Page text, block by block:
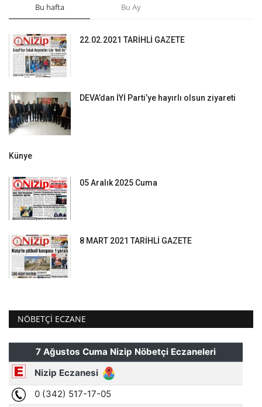
Bu hafta Bu Ay
22.02.2021 TARİHLİ GAZETE
DEVA’dan İYİ Parti’ye hayırlı olsun ziyareti
Künye
05 Aralık 2025 Cuma
8 MART 2021 TARİHLİ GAZETE
NÖBETÇI ECZANE